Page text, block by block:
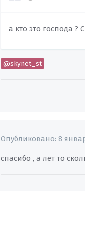
а кто это господа ?
@skynet_st
Опубликовано:8
спасибо , а лет то